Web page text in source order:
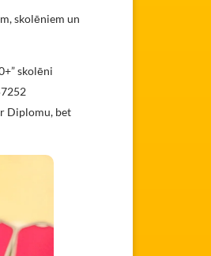
skolēniem un
skolēni
Diplomu, bet